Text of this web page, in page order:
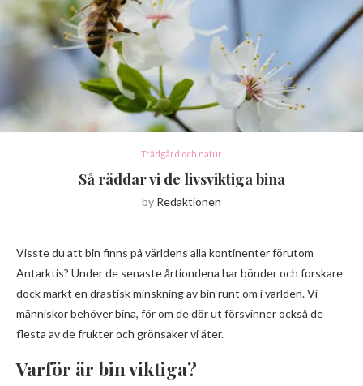
Trädgård och natur
Så räddar vi de livsviktiga bina
by Redaktionen
Visste du att bin finns på världens alla kontinenter förutom
Antarktis? Under de senaste årtiondena har bönder och forskare
dock märkt en drastisk minskning av bin runt om i världen. Vi
människor behöver bina, för om de dör ut försvinner också de
flesta av de frukter och grönsaker vi äter.
Varför är bin viktiga?